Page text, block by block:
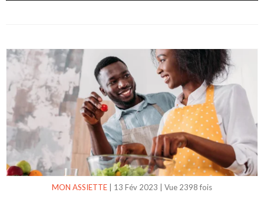
MON ASSIETTE 13 Fév 2023 Vue 2398 fois